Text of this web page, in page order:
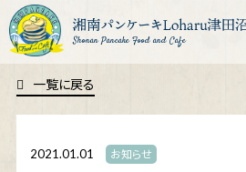
Shonan Pancake Food and Cafe
一覧に戻る
2021.01.01 お知らせ